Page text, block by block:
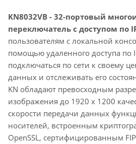
KN8032VB - 32-портовый
переключатель с доступом по
пользователям с локальной
помощью удаленного доступа по
подключаться по сети к своему
данных и отслеживать его
KN обладают превосходным
изображения до 1920 x 1200
скорости передачи данных
носителей, встроенным
OpenSSL, сертифицированным